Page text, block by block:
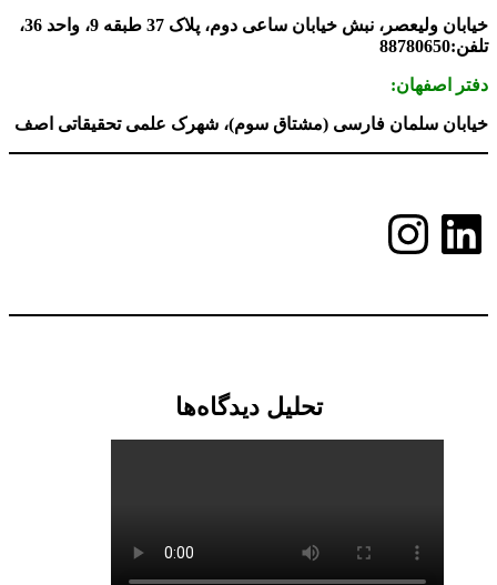
خیابان ولیعصر، نبش خیابان ساعی دوم، پلاک 37 طبقه 9، واحد 36،
سلمان فارسی (مشتاق سوم)، شهرک علمی تحقیقاتی اصف
تحلیل دیدگاه‌ها